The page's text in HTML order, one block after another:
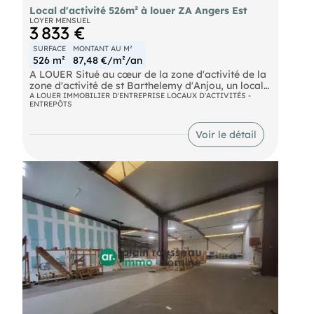
Local d'activité 526m² à louer ZA Angers Est
LOYER MENSUEL
3 833 €
SURFACE
526 m²
MONTANT AU M²
87,48 €/m²/an
A LOUER Situé au cœur de la zone d'activité de la
zone d'activité de st Barthelemy d'Anjou, un local
d'activité/ commerce de gros d'une surface de 526
m² dont 64 m² de bureau/locaux sociaux. Porte
sectionnelle motorisée. Parkings, accessibilité.
Local isolé en très bon état. Disponibilité :
immédiate Loyer mensuel HT/HC : 3833 €
garantie : 2 mois de loyer HT/HC soit 7666 € Taxe
foncière : à la charge du locataire
- 2639,04 € (base 2025) Charges : au réel
Honoraires charge preneur : 25% HT du loyer
annuel HT plus TVA 20 % soit 11499€ HT (13799€
TTC) Les informations sur les risques auxquels ce
bien est exposé sont disponibles sur le site
A LOUER IMMOBILIER D'ENTREPRISE LOCAUX D'ACTIVITÉS -
ENTREPÔTS
Voir le détail